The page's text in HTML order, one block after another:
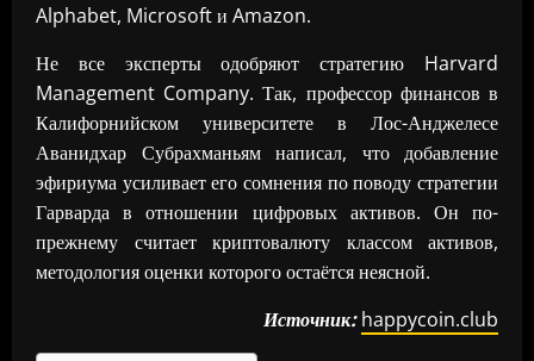
Alphabet, Microsoft и Amazon.
Не все эксперты одобряют стратегию Harvard
Management Company. Так, профессор финансов в
Калифорнийском университете в Лос-Анджелесе
Аванидхар Субрахманьям написал, что добавление
эфириума усиливает его сомнения по поводу стратегии
Гарварда в отношении цифровых активов. Он по-
прежнему считает криптовалюту классом активов,
методология оценки которого остаётся неясной.
Источник: happycoin.club